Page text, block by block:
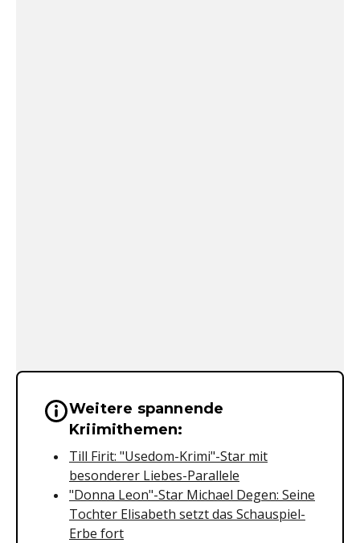
Wichtige Hinweise &
Weitere spannende
Kriimithemen:
Till Firit: "Usedom-Krimi"-Star mit
besonderer Liebes-Parallele
"Donna Leon"-Star Michael Degen: Seine
Tochter Elisabeth setzt das Schauspiel-
Erbe fort